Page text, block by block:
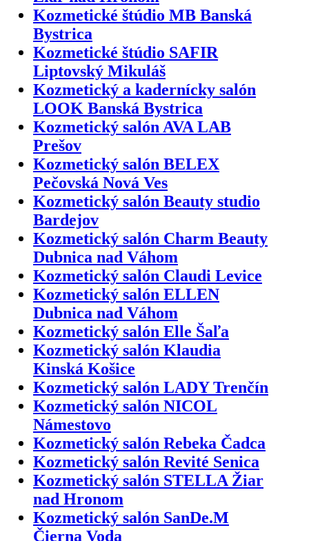
Kozmetické štúdio MB Banská
Bystrica
Kozmetické štúdio SAFIR
Liptovský Mikuláš
Kozmetický a kadernícky salón
LOOK Banská Bystrica
Kozmetický salón AVA LAB
Prešov
Kozmetický salón BELEX
Pečovská Nová Ves
Kozmetický salón Beauty studio
Bardejov
Kozmetický salón Charm Beauty
Dubnica nad Váhom
Kozmetický salón Claudi Levice
Kozmetický salón ELLEN
Dubnica nad Váhom
Kozmetický salón Elle Šaľa
Kozmetický salón Klaudia
Kinská Košice
Kozmetický salón LADY Trenčín
Kozmetický salón NICOL
Námestovo
Kozmetický salón Rebeka Čadca
Kozmetický salón Revité Senica
Kozmetický salón STELLA Žiar
nad Hronom
Kozmetický salón SanDe.M
Čierna Voda